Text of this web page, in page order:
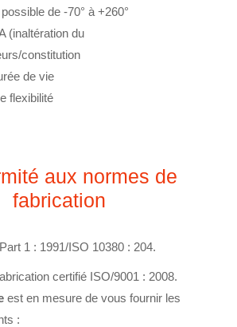
de -70° à +260°
(inaltération du
constitution
de vie
flexibilité
aux normes de
fabrication
1 : 1991/ISO 10380 : 204.
certifié ISO/9001 : 2008.
est en mesure de vous fournir les
: